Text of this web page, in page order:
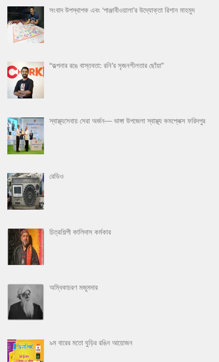
সংবাদ উপস্থাপক এবং ‘পাঞ্জাবীওয়ালা’র উদ্যোক্তা রিশান মাহমুদ
“কল্পনার রঙে বাস্তবতা: রনি’র সৃজনশীলতার ছোঁয়া”
স্বাস্থ্যসেবায় সেরা অর্জন— ভাঙ্গা উপজেলা স্বাস্থ্য কমপ্লেক্স ফরিদপুর
রেডিও
চিত্রশিল্পী কালিদাস কর্মকার
অম্বিকাচরণ মজুমদার
৯ম বারের মতো ঘুড়ির রঙিন আয়োজন